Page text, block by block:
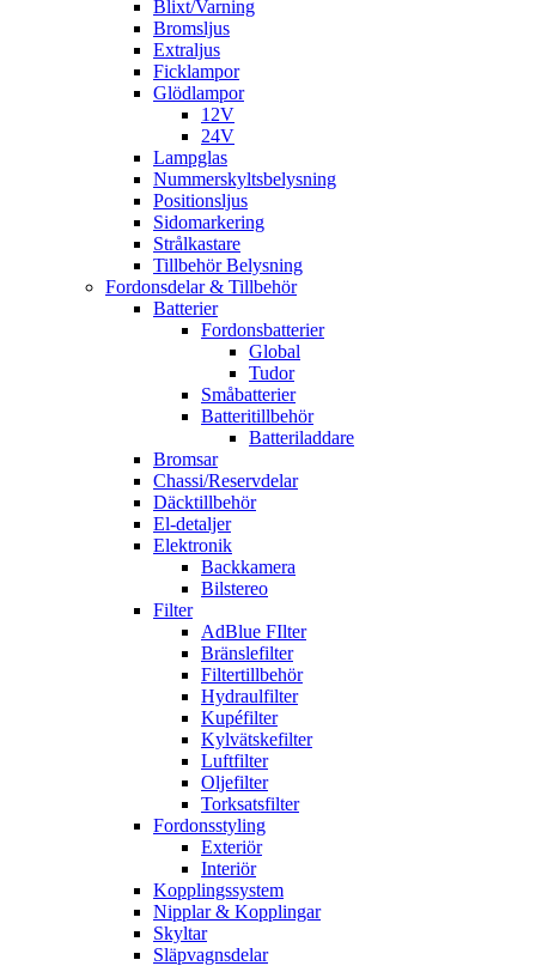
Blixt/Varning
Bromsljus
Extraljus
Ficklampor
Glödlampor
12V
24V
Lampglas
Nummerskyltsbelysning
Positionsljus
Sidomarkering
Strålkastare
Tillbehör Belysning
Fordonsdelar & Tillbehör
Batterier
Fordonsbatterier
Global
Tudor
Småbatterier
Batteritillbehör
Batteriladdare
Bromsar
Chassi/Reservdelar
Däcktillbehör
El-detaljer
Elektronik
Backkamera
Bilstereo
Filter
AdBlue FIlter
Bränslefilter
Filtertillbehör
Hydraulfilter
Kupéfilter
Kylvätskefilter
Luftfilter
Oljefilter
Torksatsfilter
Fordonsstyling
Exteriör
Interiör
Kopplingssystem
Nipplar & Kopplingar
Skyltar
Släpvagnsdelar